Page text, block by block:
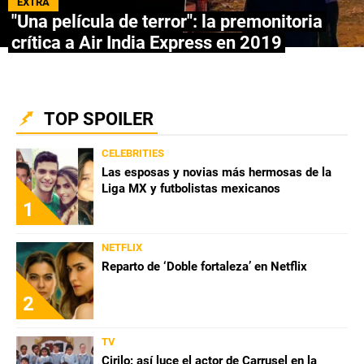
NETFLIX
CELEBRITIES
PASATIEMPOS
INFLUENCERS
SPOILER US
"Una película de terror": la premonitoria
crítica a Air India Express en 2019
TOP SPOILER
1
CELEBRITIES
Las esposas y novias más hermosas de la
Liga MX y futbolistas mexicanos
2
NETFLIX
Reparto de ‘Doble fortaleza’ en Netflix
TV